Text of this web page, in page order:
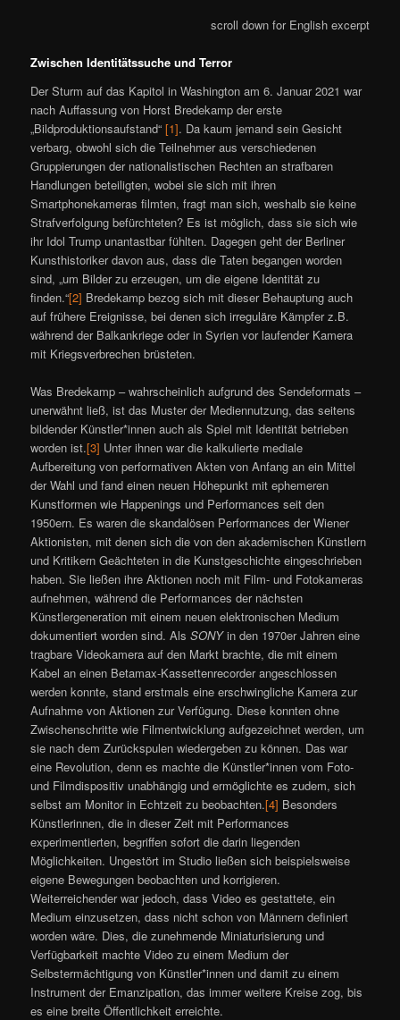
scroll down for English excerpt
Zwischen Identitätssuche und Terror
Der Sturm auf das Kapitol in Washington am 6. Januar 2021 war
nach Auffassung von Horst Bredekamp der erste
„Bildproduktionsaufstand“[1]. Da kaum jemand sein Gesicht
verbarg, obwohl sich die Teilnehmer aus verschiedenen
Gruppierungen der nationalistischen Rechten an strafbaren
Handlungen beteiligten, wobei sie sich mit ihren
Smartphonekameras filmten, fragt man sich, weshalb sie keine
Strafverfolgung befürchteten? Es ist möglich, dass sie sich wie
ihr Idol Trump unantastbar fühlten. Dagegen geht der Berliner
Kunsthistoriker davon aus, dass die Taten begangen worden
sind, „um Bilder zu erzeugen, um die eigene Identität zu
finden.“[2] Bredekamp bezog sich mit dieser Behauptung auch
auf frühere Ereignisse, bei denen sich irreguläre Kämpfer z.B.
während der Balkankriege oder in Syrien vor laufender Kamera
mit Kriegsverbrechen brüsteten.
Was Bredekamp – wahrscheinlich aufgrund des Sendeformats –
unerwähnt ließ, ist das Muster der Mediennutzung, das seitens
bildender Künstler*innen auch als Spiel mit Identität betrieben
worden ist.[3] Unter ihnen war die kalkulierte mediale
Aufbereitung von performativen Akten von Anfang an ein Mittel
der Wahl und fand einen neuen Höhepunkt mit ephemeren
Kunstformen wie Happenings und Performances seit den
1950ern. Es waren die skandalösen Performances der Wiener
Aktionisten, mit denen sich die von den akademischen Künstlern
und Kritikern Geächteten in die Kunstgeschichte eingeschrieben
haben. Sie ließen ihre Aktionen noch mit Film- und Fotokameras
aufnehmen, während die Performances der nächsten
Künstlergeneration mit einem neuen elektronischen Medium
dokumentiert worden sind. AlsSONYin den 1970er Jahren eine
tragbare Videokamera auf den Markt brachte, die mit einem
Kabel an einen Betamax-Kassettenrecorder angeschlossen
werden konnte, stand erstmals eine erschwingliche Kamera zur
Aufnahme von Aktionen zur Verfügung. Diese konnten ohne
Zwischenschritte wie Filmentwicklung aufgezeichnet werden, um
sie nach dem Zurückspulen wiedergeben zu können. Das war
eine Revolution, denn es machte die Künstler*innen vom Foto-
und Filmdispositiv unabhängig und ermöglichte es zudem, sich
selbst am Monitor in Echtzeit zu beobachten.[4] Besonders
Künstlerinnen, die in dieser Zeit mit Performances
experimentierten, begriffen sofort die darin liegenden
Möglichkeiten. Ungestört im Studio ließen sich beispielsweise
eigene Bewegungen beobachten und korrigieren.
Weiterreichender war jedoch, dass Video es gestattete, ein
Medium einzusetzen, dass nicht schon von Männern definiert
worden wäre. Dies, die zunehmende Miniaturisierung und
Verfügbarkeit machte Video zu einem Medium der
Selbstermächtigung von Künstler*innen und damit zu einem
Instrument der Emanzipation, das immer weitere Kreise zog, bis
es eine breite Öffentlichkeit erreichte.